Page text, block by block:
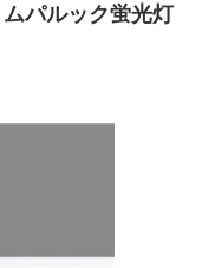
パルック蛍光灯